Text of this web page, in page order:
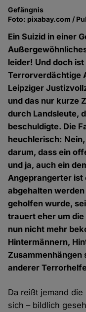
Gefängnis
Foto: pixabay.com /
Ein Suizid in einer
leider! Und doch
Terrorverdächtige
Leipziger
und das nur kurze
durch Landsleute,
beschuldigte. Die
heuchlerisch:
darum, dass ein
und ja, auch ein
Angeprangerter ist
abgehalten
geholfen wurde,
trauert eher um
nun nicht mehr
Hintermännern,
Zusammenhängen
anderer
Da reißt jemand
sich – bildlich